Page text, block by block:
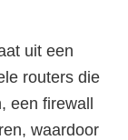
uit een
routers die
een firewall
waardoor